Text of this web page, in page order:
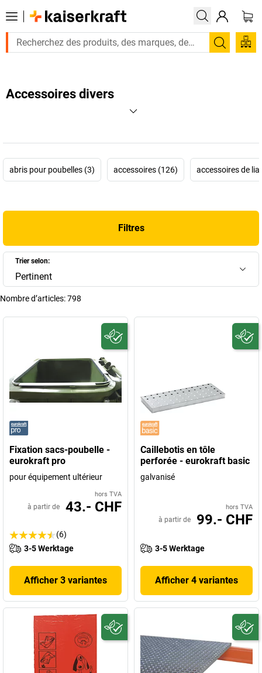
Accessoires divers
abris pour poubelles (3) accessoires (126) accessoires de
Filtres
Trier selon:
Pertinent
Nombre d’articles:798
Fixation sacs-poubelle -
eurokraft pro
pour équipement ultérieur
hors TVA
à partir de 43.- CHF
(6)
3-5 Werktage
Afficher 3 variantes
Caillebotis en tôle
perforée - eurokraft basic
galvanisé
hors TVA
à partir de 99.- CHF
3-5 Werktage
Afficher 4 variantes